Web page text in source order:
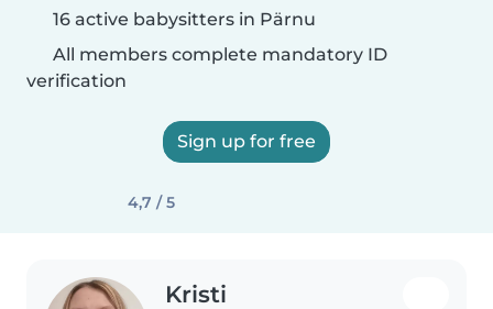
16 active babysitters in Pärnu
All members complete mandatory ID
verification
Sign up for free
4,7 / 5
Kristi